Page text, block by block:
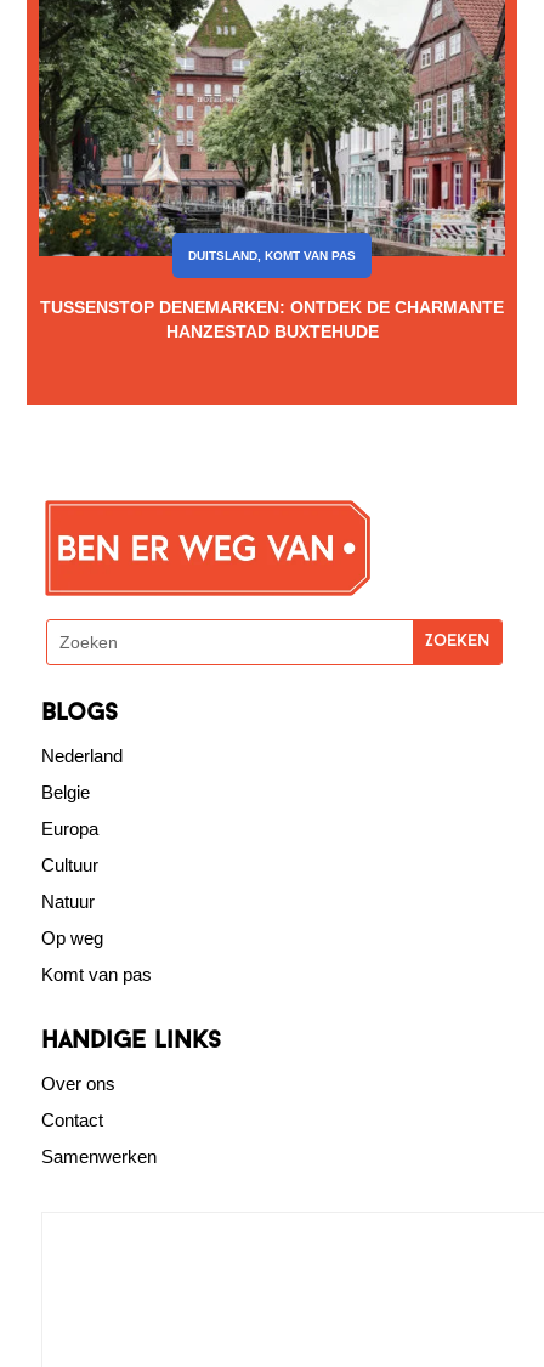
TUSSENSTOP DENEMARKEN: ONTDEK DE CHARMANTE
HANZESTAD BUXTEHUDE
DUITSLAND KOMT VAN PAS
blogs
Nederland
Belgie
Europa
Cultuur
Natuur
Op weg
Komt van pas
Handige links
Over ons
Contact
Samenwerken